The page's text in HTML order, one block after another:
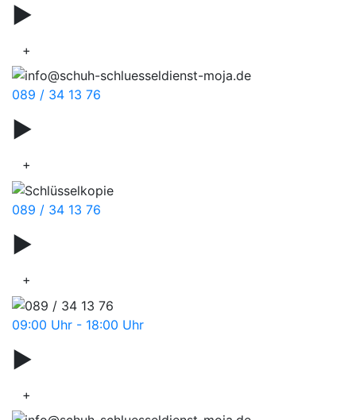
▶
+
089 / 34 13 76
▶
+
089 / 34 13 76
▶
+
09:00 Uhr - 18:00 Uhr
▶
+